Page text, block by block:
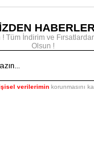
Tüm İndirim ve
Olsun !
verilerimin korunmasını